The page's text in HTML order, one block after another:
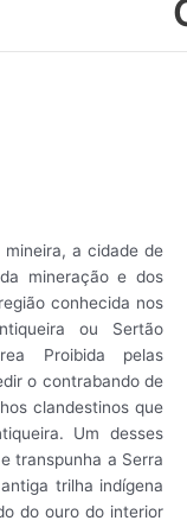
a cidade de
mineração e dos
conhecida nos
ou Sertão
Proibida pelas
o contrabando de
clandestinos que
Um desses
transpunha a Serra
trilha indígena
do ouro do interior